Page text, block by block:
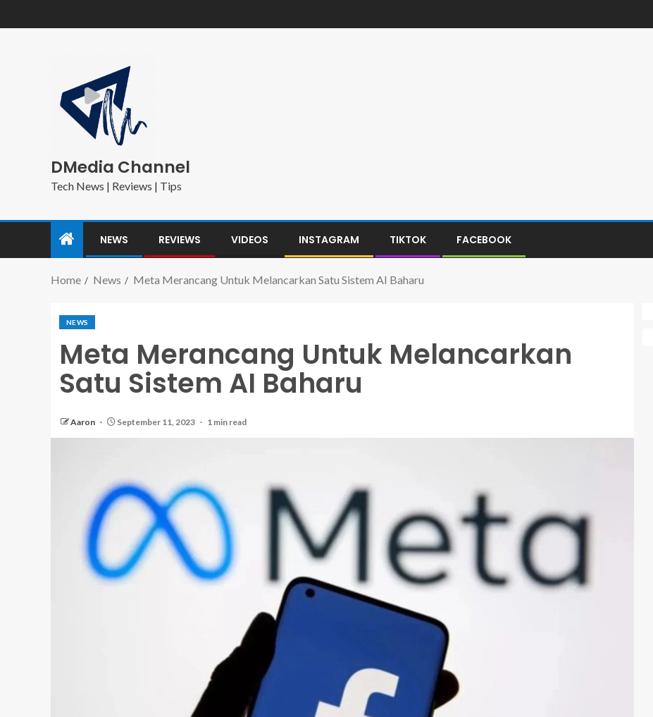
DMedia Channel
Tech News | Reviews | Tips
NEWS REVIEWS VIDEOS INSTAGRAM TIKTOK FACEBOOK
Home News Meta Merancang Untuk Melancarkan Satu Sistem AI Baharu
NEWS
Meta Merancang Untuk Melancarkan
Satu Sistem AI Baharu
Aaron September 11, 2023 1 min read